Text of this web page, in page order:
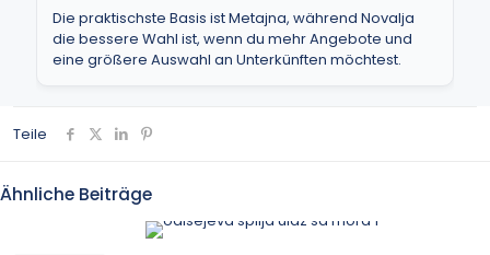
Die praktischste Basis ist Metajna, während Novalja
die bessere Wahl ist, wenn du mehr Angebote und
eine größere Auswahl an Unterkünften möchtest.
Teile
Ähnliche Beiträge